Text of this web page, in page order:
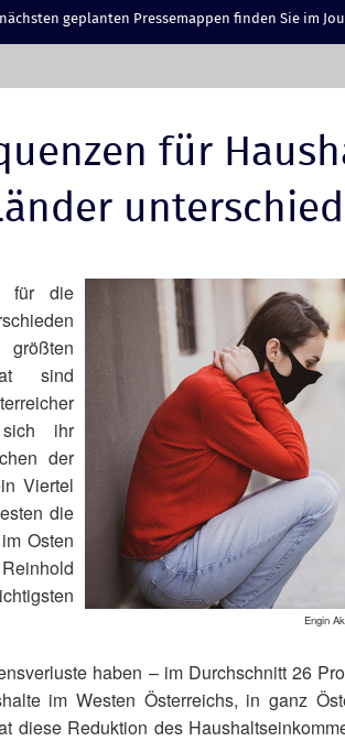
geplanten Pressemappen finden Sie im
für
Engin
für die
sind
ihr
der
Viertel
die
Osten
haben – im Durchschnitt 26
im Westen Österreichs, in ganz
diese Reduktion des